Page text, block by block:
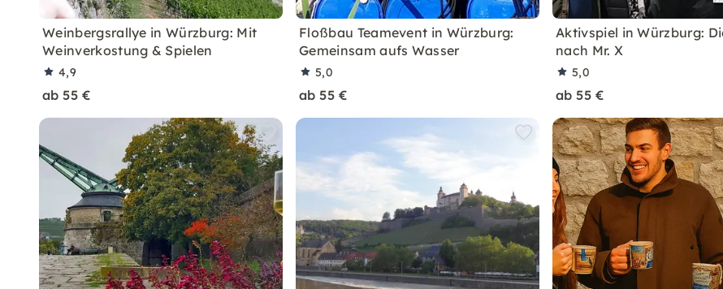
Weinbergsrallye in Würzburg: Mit
Weinverkostung & Spielen
4,9
ab 55 €
Floßbau Teamevent in Würzburg:
Gemeinsam aufs Wasser
5,0
ab 55 €
Aktivspiel in Würzburg:
nach Mr. X
5,0
ab 55 €